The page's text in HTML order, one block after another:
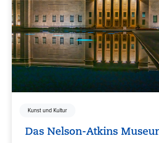
Kunst und Kultur
Das Nelson-Atkins